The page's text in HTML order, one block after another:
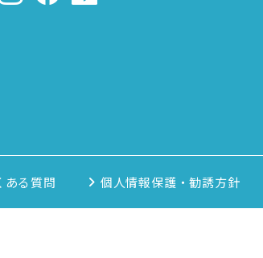
ある質問 個人情報保護・勧誘方針